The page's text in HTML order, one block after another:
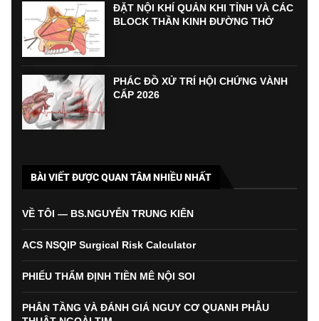
ĐẶT NỘI KHÍ QUẢN KHI TỈNH VÀ CÁC
BLOCK THẦN KINH ĐƯỜNG THỞ
PHÁC ĐỒ XỬ TRÍ HỘI CHỨNG VÀNH
CẤP 2026
BÀI VIẾT ĐƯỢC QUAN TÂM NHIỀU NHẤT
VỀ TÔI — BS.NGUYỄN TRUNG KIÊN
ACS NSQIP Surgical Risk Calculator
PHIẾU THẨM ĐỊNH TIỀN MÊ NỘI SOI
PHÂN TẦNG VÀ ĐÁNH GIÁ NGUY CƠ QUANH PHẪU